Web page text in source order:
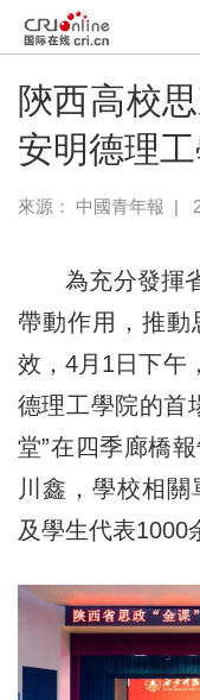
陝西高校
安明德理
來源： 中國青年報 |
為充分發揮省
帶動作用，推動
效，4月1日下午
德理工學院的首
堂”在四季廊橋
川鑫，學校相
及學生代表1000